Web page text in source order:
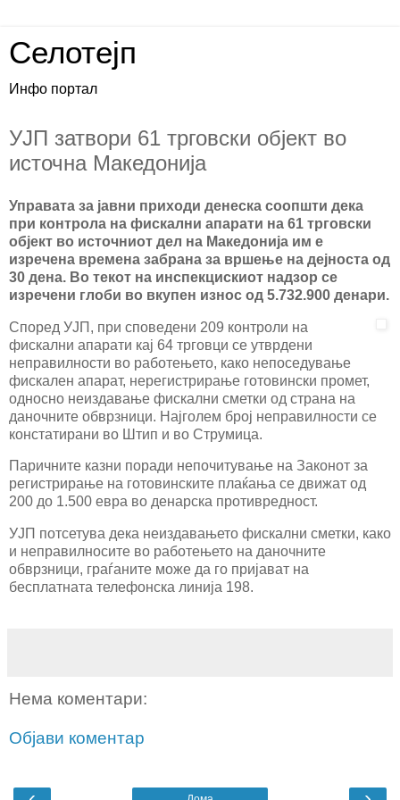
Селотејп
Инфо портал
УЈП затвори 61 трговски објект во
источна Македонија
Управата за јавни приходи денеска соопшти дека
при контрола на фискални апарати на 61 трговски
објект во источниот дел на Македонија им е
изречена времена забрана за вршење на дејноста од
30 дена. Во текот на инспекцискиот надзор се
изречени глоби во вкупен износ од 5.732.900 денари.
Според УЈП, при споведени 209 контроли на
фискални апарати кај 64 трговци се утврдени
неправилности во работењето, како непоседување
фискален апарат, нерегистрирање готовински промет,
односно неиздавање фискални сметки од страна на
даночните обврзници. Најголем број неправилности се
констатирани во Штип и во Струмица.
Паричните казни поради непочитување на Законот за
регистрирање на готовинските плаќања се движат од
200 до 1.500 евра во денарска противредност.
УЈП потсетува дека неиздавањето фискални сметки, како
и неправилносите во работењето на даночните
обврзници, граѓаните може да го пријават на
бесплатната телефонска линија 198.
Нема коментари:
Објави коментар